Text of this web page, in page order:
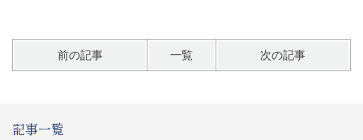
前の記事 一覧 次の記事
記事一覧